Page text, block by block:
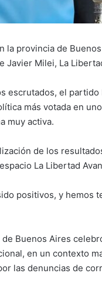
la provincia de
Javier Milei, La
escrutados, el
más votada en
muy activa.
de los
La Libertad
positivos, y hemos
Buenos Aires
en un contexto
las denuncias de